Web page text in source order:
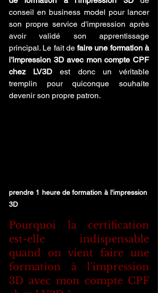
conseil en business model pour lancer
son propre service d'impression après
avoir validé son apprentissage
principal. Le fait de faire une formation à
l'impression 3D avec mon compte CPF
chez LV3D est donc un véritable
tremplin pour quiconque souhaite
devenir son propre patron.
prendre 1 heure de formation à l'impression
3D
Pourquoi la certification
est-elle indispensable
quand on vient faire une
formation à l'impression
3D avec mon compte CPF